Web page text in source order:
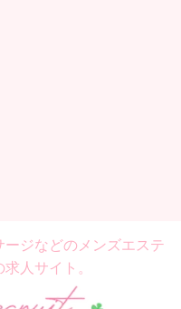
ージなどの メンズエステ
人サイト。